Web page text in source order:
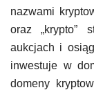
nazwami
oraz „krypto”
aukcjach i
inwestuje w
domeny